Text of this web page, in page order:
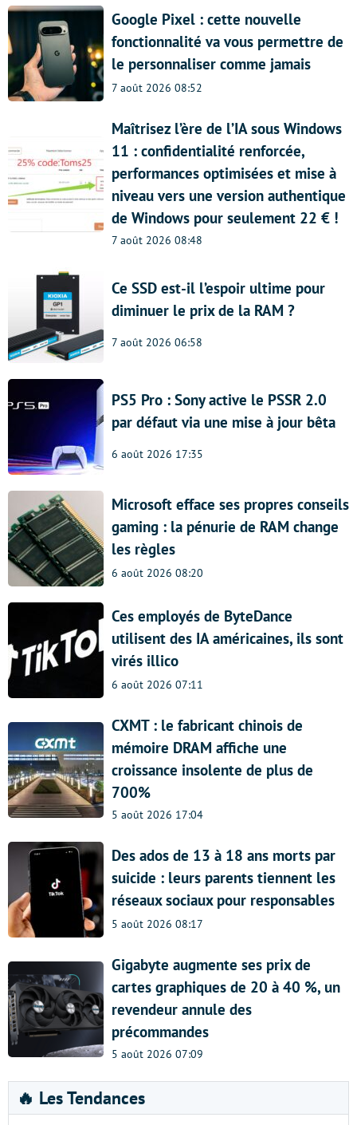
Google Pixel : cette nouvelle
fonctionnalité va vous permettre de
le personnaliser comme jamais
7 août 2026 08:52
Maîtrisez l’ère de l’IA sous Windows
11 : confidentialité renforcée,
performances optimisées et mise à
niveau vers une version authentique
de Windows pour seulement 22 € !
7 août 2026 08:48
Ce SSD est-il l’espoir ultime pour
diminuer le prix de la RAM ?
7 août 2026 06:58
PS5 Pro : Sony active le PSSR 2.0
par défaut via une mise à jour bêta
6 août 2026 17:35
Microsoft efface ses propres conseils
gaming : la pénurie de RAM change
les règles
6 août 2026 08:20
Ces employés de ByteDance
utilisent des IA américaines, ils sont
virés illico
6 août 2026 07:11
CXMT : le fabricant chinois de
mémoire DRAM affiche une
croissance insolente de plus de
700%
5 août 2026 17:04
Des ados de 13 à 18 ans morts par
suicide : leurs parents tiennent les
réseaux sociaux pour responsables
5 août 2026 08:17
Gigabyte augmente ses prix de
cartes graphiques de 20 à 40 %, un
revendeur annule des
précommandes
5 août 2026 07:09
🔥 Les Tendances